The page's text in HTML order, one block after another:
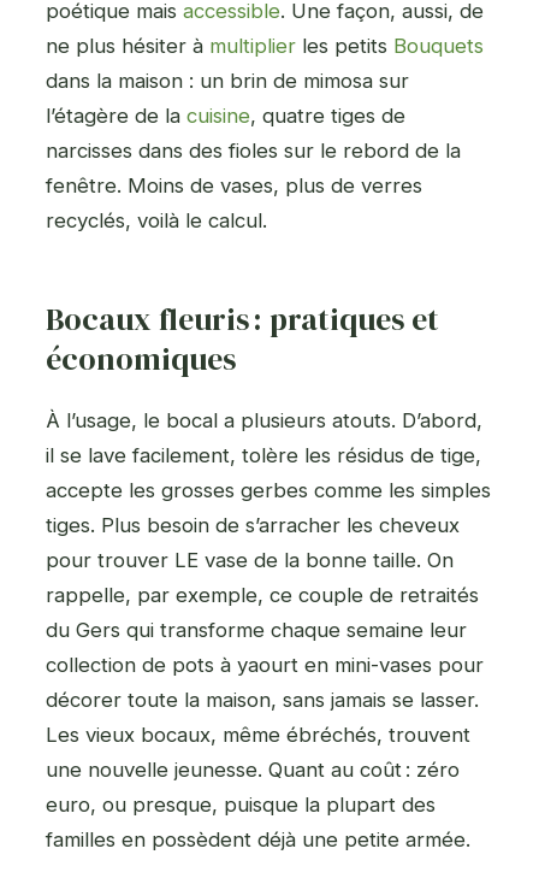
poétique mais accessible. Une façon, aussi, de
ne plus hésiter à multiplier les petits Bouquets
dans la maison : un brin de mimosa sur
l’étagère de la cuisine, quatre tiges de
narcisses dans des fioles sur le rebord de la
fenêtre. Moins de vases, plus de verres
recyclés, voilà le calcul.
Bocaux fleuris : pratiques et
économiques
À l’usage, le bocal a plusieurs atouts. D’abord,
il se lave facilement, tolère les résidus de tige,
accepte les grosses gerbes comme les simples
tiges. Plus besoin de s’arracher les cheveux
pour trouver LE vase de la bonne taille. On
rappelle, par exemple, ce couple de retraités
du Gers qui transforme chaque semaine leur
collection de pots à yaourt en mini-vases pour
décorer toute la maison, sans jamais se lasser.
Les vieux bocaux, même ébréchés, trouvent
une nouvelle jeunesse. Quant au coût : zéro
euro, ou presque, puisque la plupart des
familles en possèdent déjà une petite armée.